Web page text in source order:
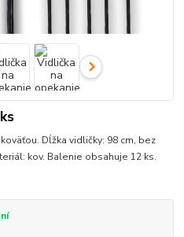
Dĺžka vidličky: 98 cm, bez
kov. Balenie obsahuje 12 ks.